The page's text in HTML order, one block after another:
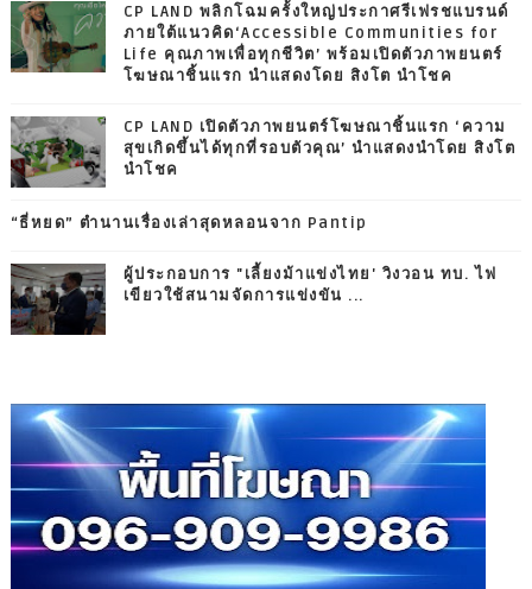
CP LAND พลิกโฉมครั้งใหญ่ประกาศรีเฟรชแบรนด์
ภายใต้แนวคิด‘Accessible Communities for
Life คุณภาพเพื่อทุกชีวิต’ พร้อมเปิดตัวภาพยนตร์
โฆษณาชิ้นแรก นำแสดงโดย สิงโต นำโชค
CP LAND เปิดตัวภาพยนตร์โฆษณาชิ้นแรก ‘ความ
สุขเกิดขึ้นได้ทุกที่รอบตัวคุณ’ นำแสดงนำโดย สิงโต
นำโชค
“ธี่หยด” ตำนานเรื่องเล่าสุดหลอนจาก Pantip
ผู้ประกอบการ "เลี้ยงม้าแข่งไทย' วิงวอน ทบ. ไฟ
เขียวใช้สนามจัดการแข่งขัน ...